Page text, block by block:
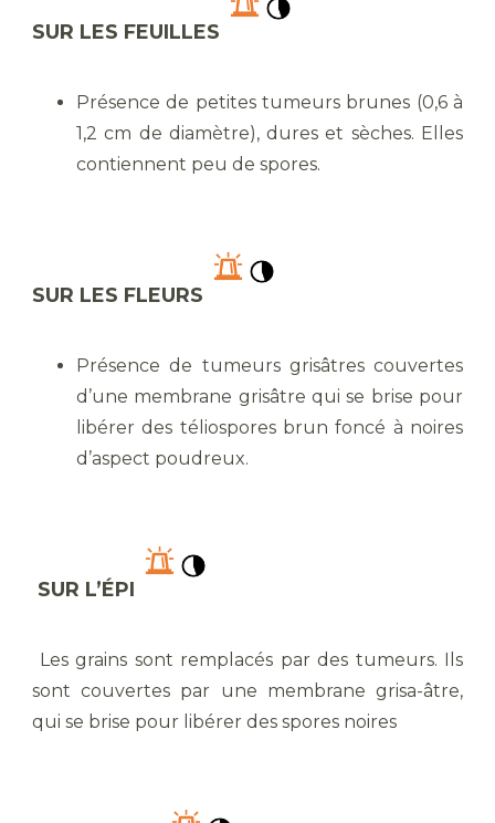
SUR LES FEUILLES
Présence de petites tumeurs brunes (0,6 à
1,2 cm de diamètre), dures et sèches. Elles
contiennent peu de spores.
SUR LES FLEURS
Présence de tumeurs grisâtres couvertes
d’une membrane grisâtre qui se brise pour
libérer des téliospores brun foncé à noires
d’aspect poudreux.
SUR L’ÉPI
Les grains sont remplacés par des tumeurs. Ils
sont couvertes par une membrane grisa-âtre,
qui se brise pour libérer des spores noires